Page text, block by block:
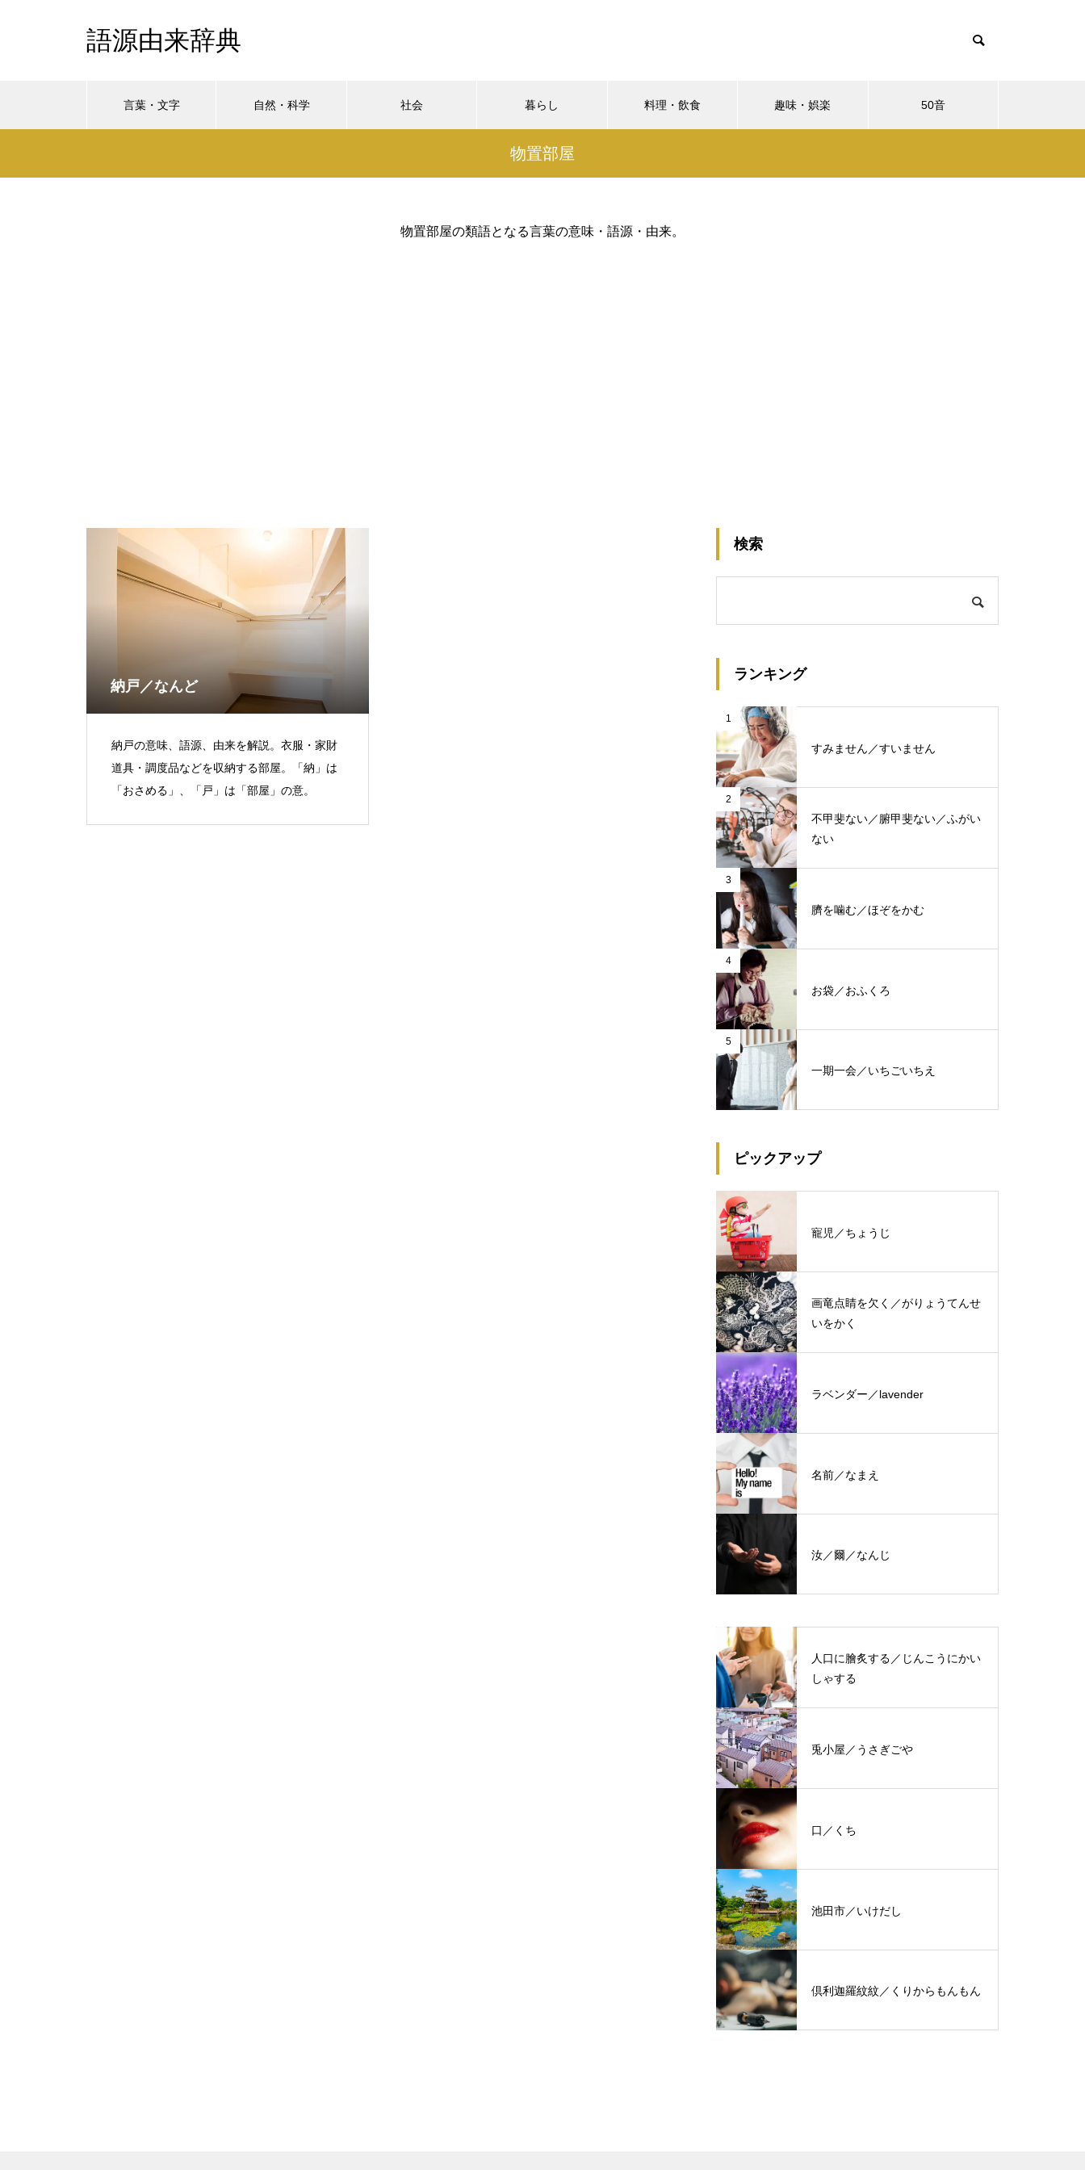
語源由来辞典
言葉・文字 自然・科学 社会 暮らし 料理・飲食 趣味・娯楽 50音
物置部屋
物置部屋の類語となる言葉の意味・語源・由来。
納戸／なんど
納戸の意味、語源、由来を解説。衣服・家財
道具・調度品などを収納する部屋。「納」は
「おさめる」、「戸」は「部屋」の意。
検索
ランキング
1
すみません／すいません
2
不甲斐ない／腑甲斐ない／ふがい
ない
3
臍を噛む／ほぞをかむ
4
お袋／おふくろ
5
一期一会／いちごいちえ
ピックアップ
寵児／ちょうじ
画竜点睛を欠く／がりょうてんせ
いをかく
ラベンダー／lavender
名前／なまえ
汝／爾／なんじ
人口に膾炙する／じんこうにかい
しゃする
兎小屋／うさぎごや
口／くち
池田市／いけだし
倶利迦羅紋紋／くりからもんもん